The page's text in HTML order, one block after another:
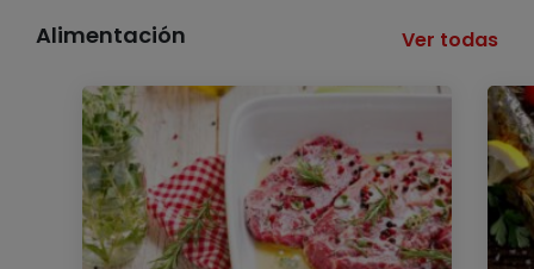
Alimentación Ver todas